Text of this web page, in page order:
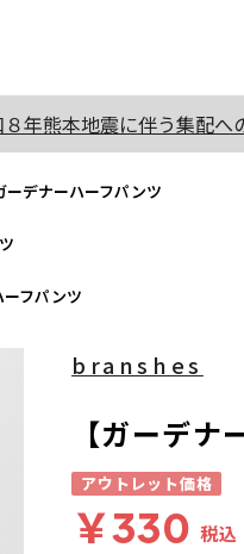
年熊本地震に伴う集配へ
ーデナーハーフパンツ
ーフパンツ
branshes
【ガーデ
アウトレット価格
￥330 税込